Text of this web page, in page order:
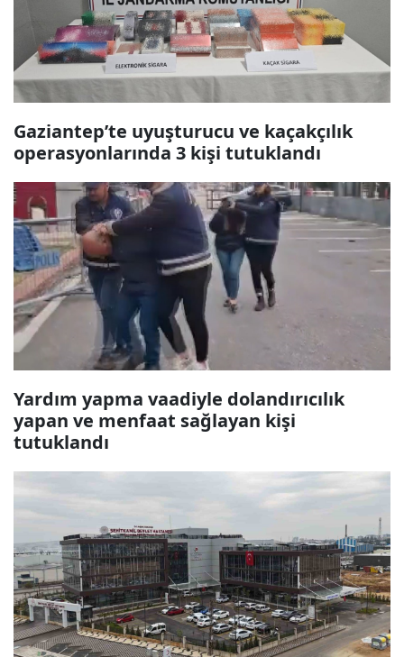
Gaziantep’te uyuşturucu ve kaçakçılık
operasyonlarında 3 kişi tutuklandı
Yardım yapma vaadiyle dolandırıcılık
yapan ve menfaat sağlayan kişi
tutuklandı